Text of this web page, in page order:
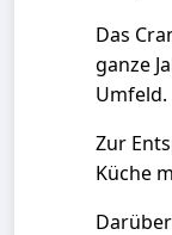
Das
ganze
Umfeld.
Zur
Küche